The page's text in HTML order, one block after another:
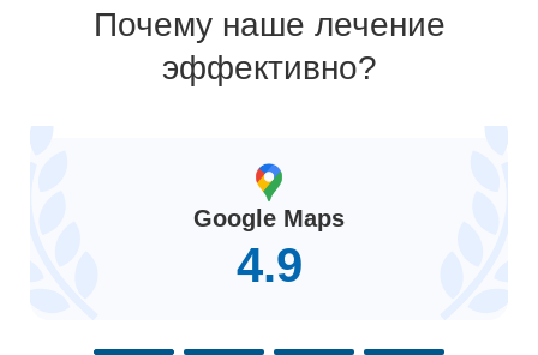
Почему наше лечение
эффективно?
Google Maps
4.9